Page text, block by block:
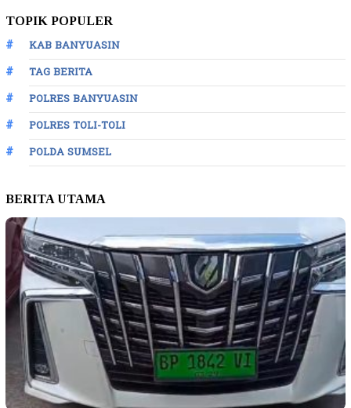
TOPIK POPULER
KAB BANYUASIN
TAG BERITA
POLRES BANYUASIN
POLRES TOLI-TOLI
POLDA SUMSEL
BERITA UTAMA